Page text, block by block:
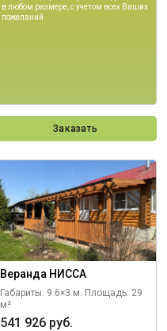
в любом размере, с учетом всех Ваших
пожеланий
Заказать
Веранда НИССА
Габариты: 9.6×3 м. Площадь: 29
м²
541 926 руб.